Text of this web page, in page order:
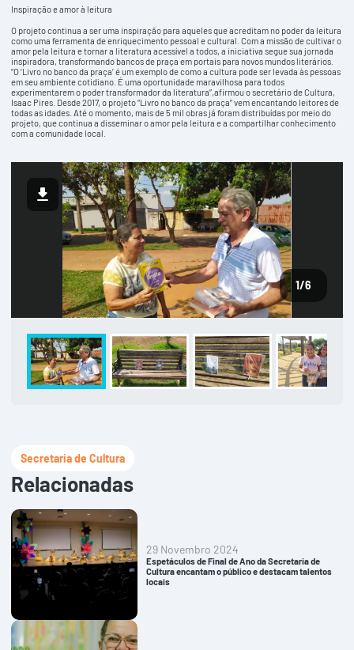
Inspiração e amor à leitura
O projeto continua a ser uma inspiração para aqueles que acreditam no poder da leitura
como uma ferramenta de enriquecimento pessoal e cultural. Com a missão de cultivar o
amor pela leitura e tornar a literatura acessível a todos, a iniciativa segue sua jornada
inspiradora, transformando bancos de praça em portais para novos mundos literários.
“O ‘Livro no banco da praça’ é um exemplo de como a cultura pode ser levada às pessoas
em seu ambiente cotidiano. É uma oportunidade maravilhosa para todos
experimentarem o poder transformador da literatura”,afirmou o secretário de Cultura,
Isaac Pires. Desde 2017, o projeto “Livro no banco da praça” vem encantando leitores de
todas as idades. Até o momento, mais de 5 mil obras já foram distribuídas por meio do
projeto, que continua a disseminar o amor pela leitura e a compartilhar conhecimento
com a comunidade local.
1/6
Secretaria de Cultura
Relacionadas
29 Novembro 2024
Espetáculos de Final de Ano da Secretaria de
Cultura encantam o público e destacam talentos
locais